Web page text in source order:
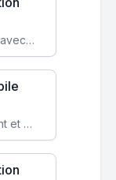
Faites évoluer votre business avec des solutions logicielles personnalisées, parfaitement adaptées à vos besoins spécifiques.
Augmentez l’engagement client et simplifiez vos processus avec une application mobile sur mesure, disponible sur iOS et Android.